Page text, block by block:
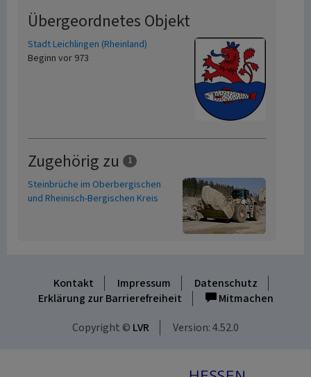
Übergeordnetes Objekt
Stadt Leichlingen (Rheinland)
Beginn vor 973
Zugehörig zu 1
Steinbrüche im Oberbergischen
und Rheinisch-Bergischen Kreis
Kontakt Impressum
Datenschutz
Erklärung zur Barrierefreiheit
Mitmachen
Copyright © LVR Version: 4.52.0